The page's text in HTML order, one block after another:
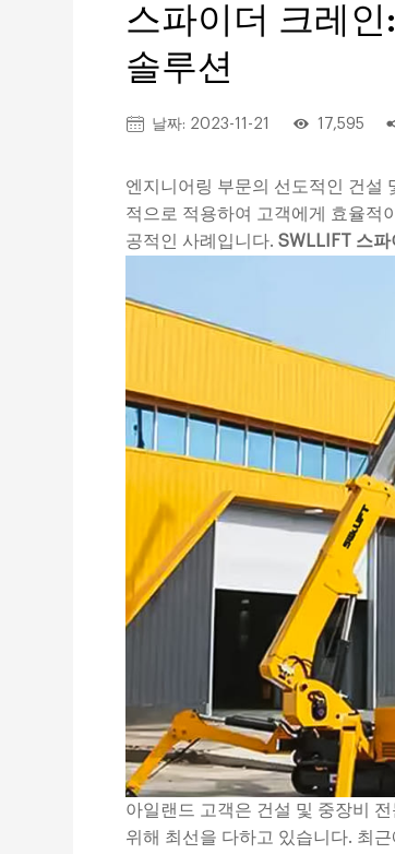
스파이더 크레
솔루션
날짜: 2023-11-21 17,595
엔지니어링 부문의 선도적인 건설
적으로 적용하여 고객에게 효율적
공적인 사례입니다.SWLLIFT 스파
아일랜드 고객은 건설 및 중장비
위해 최선을 다하고 있습니다. 최